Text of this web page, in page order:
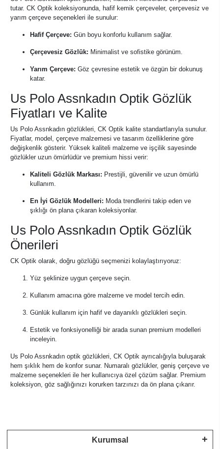
tutar. CK Optik koleksiyonunda, hafif kemik çerçeveler, çerçevesiz ve
yarım çerçeve seçenekleri ile sunulur:
Hafif Çerçeve: Gün boyu konforlu kullanım sağlar.
Çerçevesiz Gözlük: Minimalist ve sofistike görünüm.
Yarım Çerçeve: Göz çevresine estetik ve özgün bir dokunuş
katar.
Us Polo Assnkadın Optik Gözlük
Fiyatları ve Kalite
Us Polo Assnkadın gözlükleri, CK Optik kalite standartlarıyla sunulur.
Fiyatlar, model, çerçeve malzemesi ve tasarım özelliklerine göre
değişkenlik gösterir. Yüksek kaliteli malzeme ve işçilik sayesinde
gözlükler uzun ömürlüdür ve premium hissi verir:
Kaliteli Gözlük Markası: Prestijli, güvenilir ve uzun ömürlü
kullanım.
En İyi Gözlük Modelleri: Moda trendlerini takip eden ve
şıklığı ön plana çıkaran koleksiyonlar.
Us Polo Assnkadın Optik Gözlük
Önerileri
CK Optik olarak, doğru gözlüğü seçmenizi kolaylaştırıyoruz:
Yüz şeklinize uygun çerçeve seçin.
Kullanım amacına göre malzeme ve model tercih edin.
Günlük kullanım için hafif ve dayanıklı gözlükleri seçin.
Estetik ve fonksiyonelliği bir arada sunan premium modelleri
inceleyin.
Us Polo Assnkadın optik gözlükleri, CK Optik ayrıcalığıyla buluşarak
hem şıklık hem de konfor sunar. Numaralı gözlükler, geniş çerçeve ve
malzeme seçenekleri ile her kullanıcıya özel çözüm sağlar. Premium
koleksiyon, göz sağlığınızı korurken tarzınızı da ön plana çıkarır.
Kurumsal